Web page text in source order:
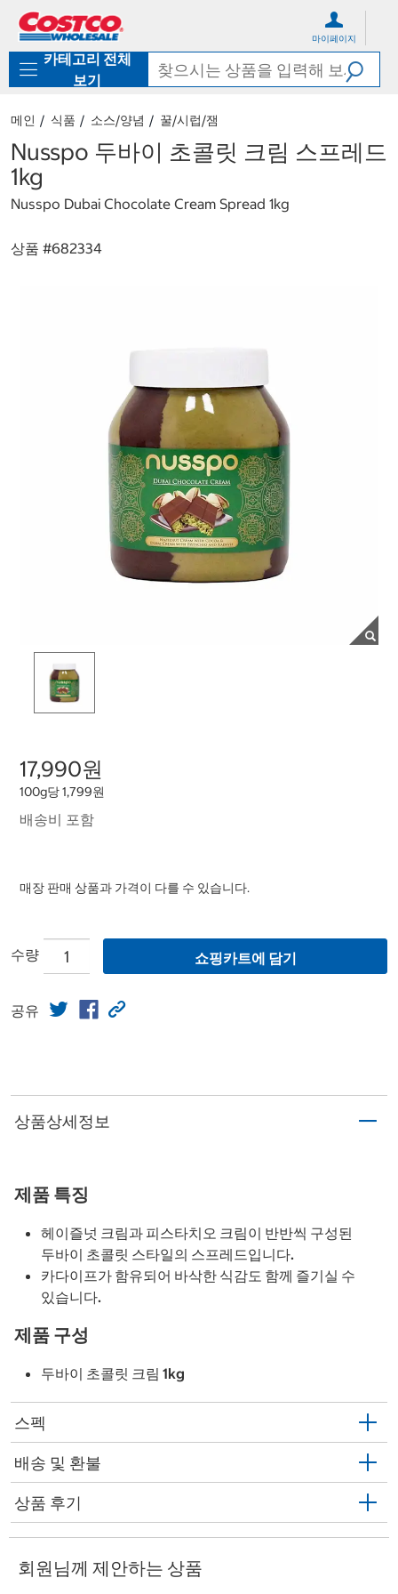
로
기
가
마이페이지
카테고리 전체
보기
메인 식품 소스/양념 꿀/시럽/잼
Nusspo 두바이 초콜릿 크림 스프레드
1kg
Nusspo Dubai Chocolate Cream Spread 1kg
상품 #682334
17,990원
100g당 1,799원
배송비 포함
매장 판매 상품과 가격이 다를 수 있습니다.
수량 쇼핑카트에 담기
공유
상품상세정보
제품 특징
헤이즐넛 크림과 피스타치오 크림이 반반씩 구성된
두바이 초콜릿 스타일의 스프레드입니다.
카다이프가 함유되어 바삭한 식감도 함께 즐기실 수
있습니다.
제품 구성
두바이 초콜릿 크림 1kg
스펙
배송 및 환불
상품 후기
회원님께 제안하는 상품